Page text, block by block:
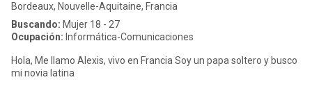
Bordeaux, Nouvelle-Aquitaine, Francia
Buscando: Mujer 18 - 27
Ocupación: Informática-Comunicaciones
Hola, Me llamo Alexis, vivo en Francia Soy un papa soltero y busco
mi novia latina